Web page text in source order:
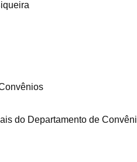
do Departamento de